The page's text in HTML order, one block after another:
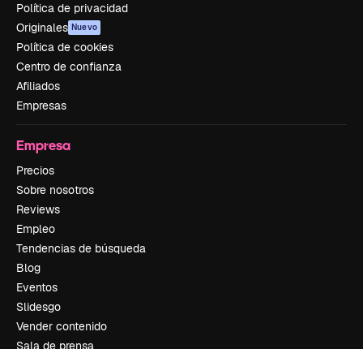
Política de privacidad
Originales Nuevo
Política de cookies
Centro de confianza
Afiliados
Empresas
Empresa
Precios
Sobre nosotros
Reviews
Empleo
Tendencias de búsqueda
Blog
Eventos
Slidesgo
Vender contenido
Sala de prensa